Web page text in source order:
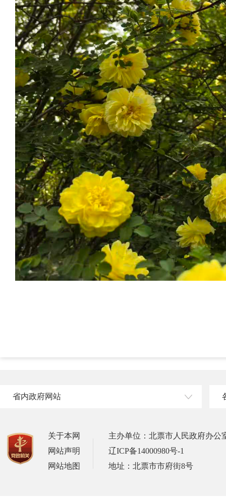
省内政府网站
关于本网
网站声明
网站地图
主办单位：北票市人民政府办公
辽ICP备14000980号-1
地址：北票市市府街8号